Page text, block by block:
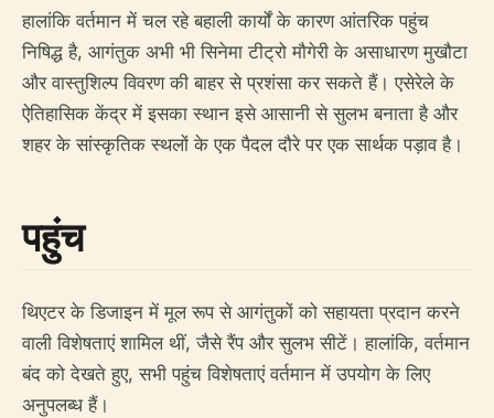
हालांकि वर्तमान में चल रहे बहाली कार्यों के कारण आंतरिक पहुंच
निषिद्ध है, आगंतुक अभी भी सिनेमा टीट्रो मौगेरी के असाधारण मुखौटा
और वास्तुशिल्प विवरण की बाहर से प्रशंसा कर सकते हैं। एसेरेले के
ऐतिहासिक केंद्र में इसका स्थान इसे आसानी से सुलभ बनाता है और
शहर के सांस्कृतिक स्थलों के एक पैदल दौरे पर एक सार्थक पड़ाव है।
पहुंच
थिएटर के डिजाइन में मूल रूप से आगंतुकों को सहायता प्रदान करने
वाली विशेषताएं शामिल थीं, जैसे रैंप और सुलभ सीटें। हालांकि, वर्तमान
बंद को देखते हुए, सभी पहुंच विशेषताएं वर्तमान में उपयोग के लिए
अनुपलब्ध हैं।